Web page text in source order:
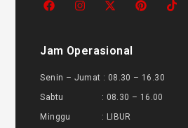
Jam Operasional
Senin – Jumat : 08.30 – 16.30
Sabtu : 08.30 – 16.00
Minggu : LIBUR